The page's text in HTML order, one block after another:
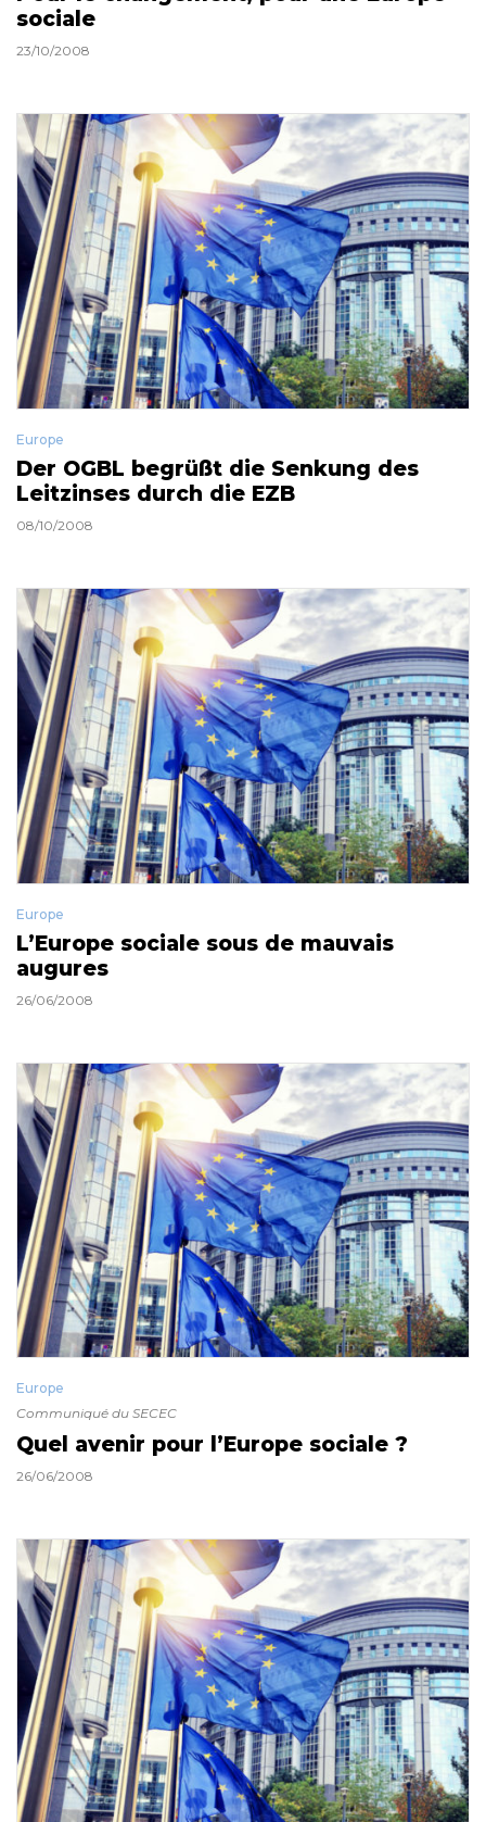
sociale
23/10/2008
Europe
Der OGBL begrüßt die Senkung des
Leitzinses durch die EZB
08/10/2008
Europe
L’Europe sociale sous de mauvais
augures
26/06/2008
Europe
Communiqué du SECEC
Quel avenir pour l’Europe sociale ?
26/06/2008